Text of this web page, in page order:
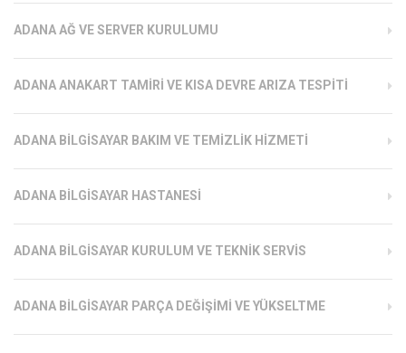
ADANA AĞ VE SERVER KURULUMU
ADANA ANAKART TAMIRI VE KISA DEVRE ARIZA TESPITI
ADANA BILGISAYAR BAKIM VE TEMIZLIK HIZMETI
ADANA BILGISAYAR HASTANESI
ADANA BILGISAYAR KURULUM VE TEKNIK SERVIS
ADANA BILGISAYAR PARÇA DEĞIŞIMI VE YÜKSELTME